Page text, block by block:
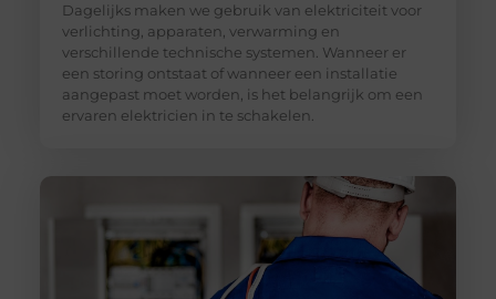
Dagelijks maken we gebruik van elektriciteit voor
verlichting, apparaten, verwarming en
verschillende technische systemen. Wanneer er
een storing ontstaat of wanneer een installatie
aangepast moet worden, is het belangrijk om een
ervaren elektricien in te schakelen.